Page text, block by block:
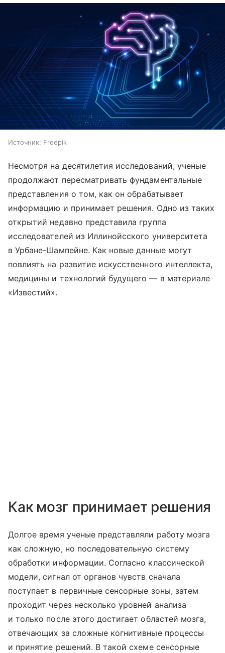
Источник: Freepik
Несмотря на десятилетия исследований, ученые
продолжают пересматривать фундаментальные
представления о том, как он обрабатывает
информацию и принимает решения. Одно из таких
открытий недавно представила группа
исследователей из Иллинойсского университета
в Урбане-Шампейне. Как новые данные могут
повлиять на развитие искусственного интеллекта,
медицины и технологий будущего — в материале
«Известий».
Как мозг принимает решения
Долгое время ученые представляли работу мозга
как сложную, но последовательную систему
обработки информации. Согласно классической
модели, сигнал от органов чувств сначала
поступает в первичные сенсорные зоны, затем
проходит через несколько уровней анализа
и только после этого достигает областей мозга,
отвечающих за сложные когнитивные процессы
и принятие решений. В такой схеме сенсорные